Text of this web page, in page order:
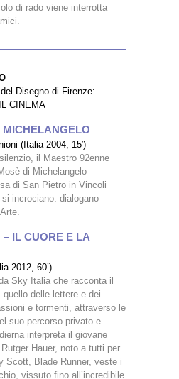
di rado viene interrotta
Disegno di Firenze:
CINEMA
(Italia 2004, 15′)
il Maestro 92enne
di Michelangelo
di San Pietro in Vincoli
incrociano: dialogano
IL CUORE E LA
2012, 60’)
Sky Italia che racconta il
quello delle lettere e dei
e tormenti, attraverso le
suo percorso privato e
interpreta il giovane
Hauer, noto a tutti per
Scott, Blade Runner, veste i
vissuto fino all’incredibile